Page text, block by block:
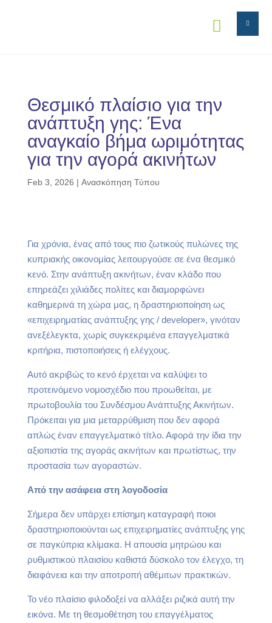


Θεσμικό πλαίσιο για την
ανάπτυξη γης: Ένα
αναγκαίο βήμα ωριμότητας
για την αγορά ακινήτων
Feb 3, 2026 | Ανασκόπηση Τύπου
Για χρόνια, ένας από τους πιο ζωτικούς πυλώνες της
κυπριακής οικονομίας λειτουργούσε σε ένα θεσμικό
κενό. Στην ανάπτυξη ακινήτων, έναν κλάδο που
επηρεάζει χιλιάδες πολίτες και διαμορφώνει
καθημερινά τη χώρα μας, η δραστηριοποίηση ως
«επιχειρηματίας ανάπτυξης γης / developer», γινόταν
ανεξέλεγκτα, χωρίς συγκεκριμένα επαγγελματικά
κριτήρια, πιστοποιήσεις ή ελέγχους.
Αυτό ακριβώς το κενό έρχεται να καλύψει το
προτεινόμενο νομοσχέδιο που προωθείται, με
πρωτοβουλία του Συνδέσμου Ανάπτυξης Ακινήτων.
Πρόκειται για μια μεταρρύθμιση που δεν αφορά
απλώς έναν επαγγελματικό τίτλο. Αφορά την ίδια την
αξιοπιστία της αγοράς ακινήτων και πρωτίστως, την
προστασία των αγοραστών.
Από την ασάφεια στη λογοδοσία
Σήμερα δεν υπάρχει επίσημη καταγραφή ποιοι
δραστηριοποιούνται ως επιχειρηματίες ανάπτυξης γης
σε παγκύπρια κλίμακα. Η απουσία μητρώου και
ρυθμιστικού πλαισίου καθιστά δύσκολο τον έλεγχο, τη
διαφάνεια και την αποτροπή αθέμιτων πρακτικών.
Το νέο πλαίσιο φιλοδοξεί να αλλάξει ριζικά αυτή την
εικόνα. Με τη θεσμοθέτηση του επαγγέλματος